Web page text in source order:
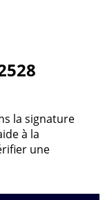
la signature
à la
une